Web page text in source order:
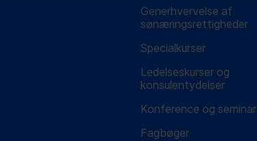
Generhvervelse af
sønæringsrettigheder
Specialkurser
Ledelseskurser og
konsulentydelser
Konference og seminar
Fagbøger